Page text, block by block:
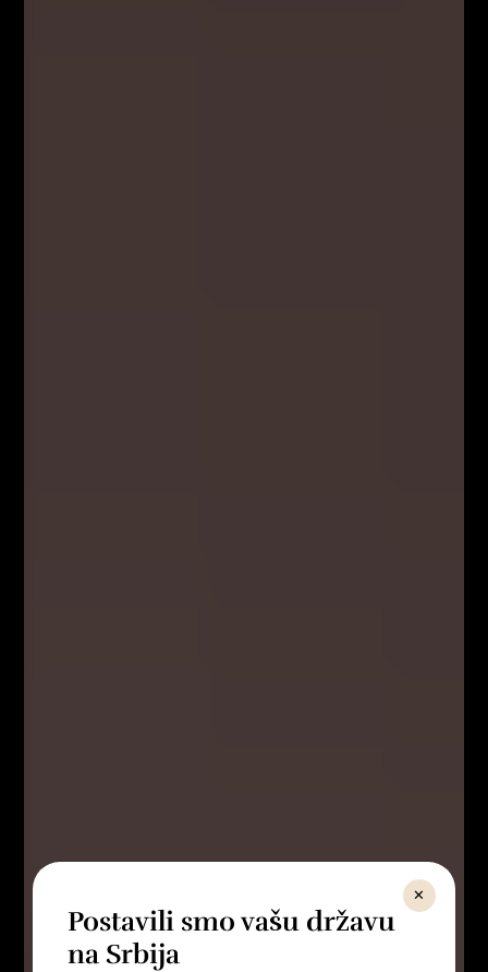
✕
Postavili smo vašu državu
na Srbija